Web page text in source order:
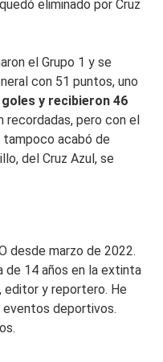
eliminado por Cruz
el Grupo 1 y se
con 51 puntos, uno
y recibieron 46
recordadas, pero con el
acabó de
del Cruz Azul, se
desde marzo de 2022.
14 años en la extinta
y reportero. He
deportivos.